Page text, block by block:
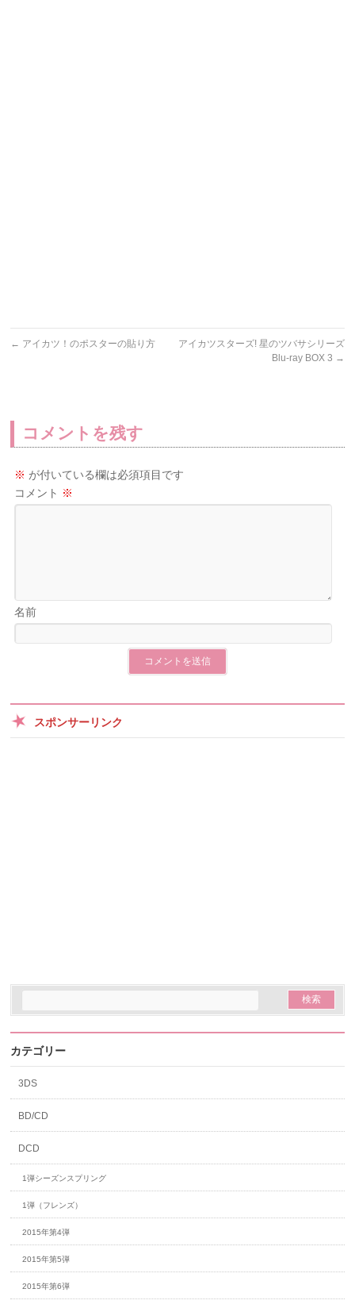
← アイカツ！のポスターの貼り方
アイカツスターズ! 星のツバサシリーズ
Blu-ray BOX 3 →
コメントを残す
※ が付いている欄は必須項目です
コメント ※
名前
スポンサーリンク
カテゴリー
3DS
BD/CD
DCD
1弾シーズンスプリング
1弾（フレンズ）
2015年第4弾
2015年第5弾
2015年第6弾